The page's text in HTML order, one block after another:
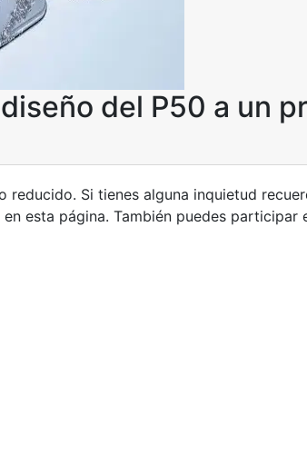
del P50 a un
reducido. Si tienes alguna inquietud
en esta página. También puedes participar